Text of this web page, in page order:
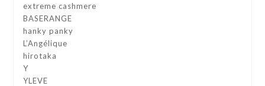
extreme cashmere
BASERANGE
hanky panky
L’Angélique
hirotaka
Y
YLEVE